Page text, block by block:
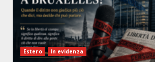
Estero In evidenza